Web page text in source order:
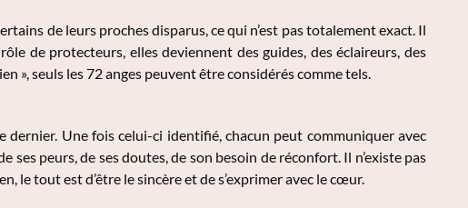
de leurs proches disparus, ce qui n’est pas totalement exact. Il
de protecteurs, elles deviennent des guides, des éclaireurs, des
», seuls les 72 anges peuvent être considérés comme tels.
Une fois celui-ci identifié, chacun peut communiquer avec
peurs, de ses doutes, de son besoin de réconfort. Il n’existe pas
le tout est d’être le sincère et de s’exprimer avec le cœur.